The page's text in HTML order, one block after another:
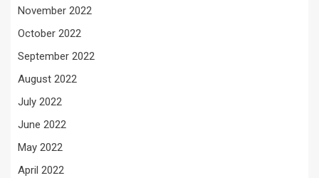
November 2022
October 2022
September 2022
August 2022
July 2022
June 2022
May 2022
April 2022